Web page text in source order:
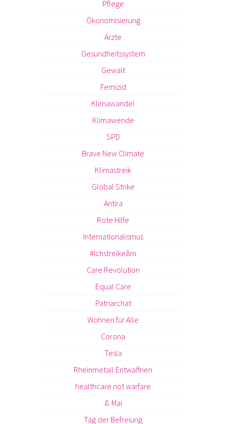
Pflege
Ökonomisierung
Ärzte
Gesundheitssystem
Gewalt
Femizid
Klimawandel
Klimawende
SPD
Brave New Climate
Klimastreik
Global Strike
Antira
Rote Hilfe
Internationalismus
#Ichstreike8m
Care Revolution
Equal Care
Patriarchat
Wohnen für Alle
Corona
Tesla
Rheinmetall Entwaffnen
healthcare not warfare
8. Mai
Tag der Befreiung